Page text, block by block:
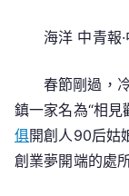
海洋 中青報
春節剛過，
鎮一家名為“相見
俱開創人90后姑
創業夢開端的處